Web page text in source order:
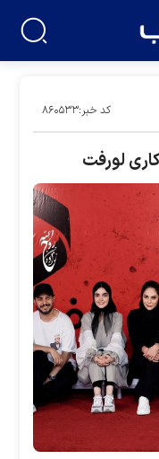
کد خبر:۸۶۰۵۳۳
لورفت